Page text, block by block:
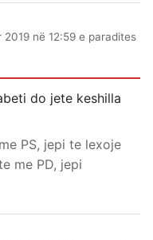
2019 në 12:59 e paradites
do jete keshilla
PS, jepi te lexoje
me PD, jepi